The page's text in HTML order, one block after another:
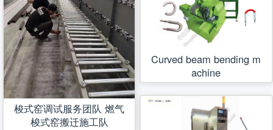
梭式窑调试服务团队 燃气
梭式窑搬迁施工队
Curved beam bending m
achine